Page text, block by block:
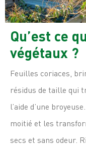
Qu’est ce
végétaux ?
Feuilles coriaces,
résidus de taille qui
l’aide d’une
moitié et les
secs et sans odeur.